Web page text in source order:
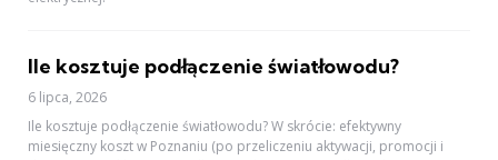
Ile kosztuje podłączenie światłowodu?
6 lipca, 2026
Ile kosztuje podłączenie światłowodu? W skrócie: efektywny
miesięczny koszt w Poznaniu (po przeliczeniu aktywacji, promocji i